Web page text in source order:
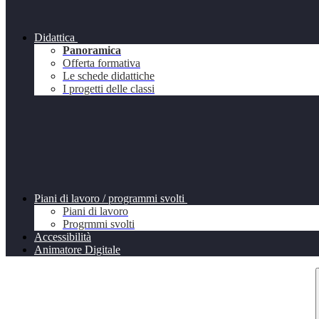
Didattica
Panoramica
Offerta formativa
Le schede didattiche
I progetti delle classi
Piani di lavoro / programmi svolti
Piani di lavoro
Progrmmi svolti
Accessibilità
Animatore Digitale